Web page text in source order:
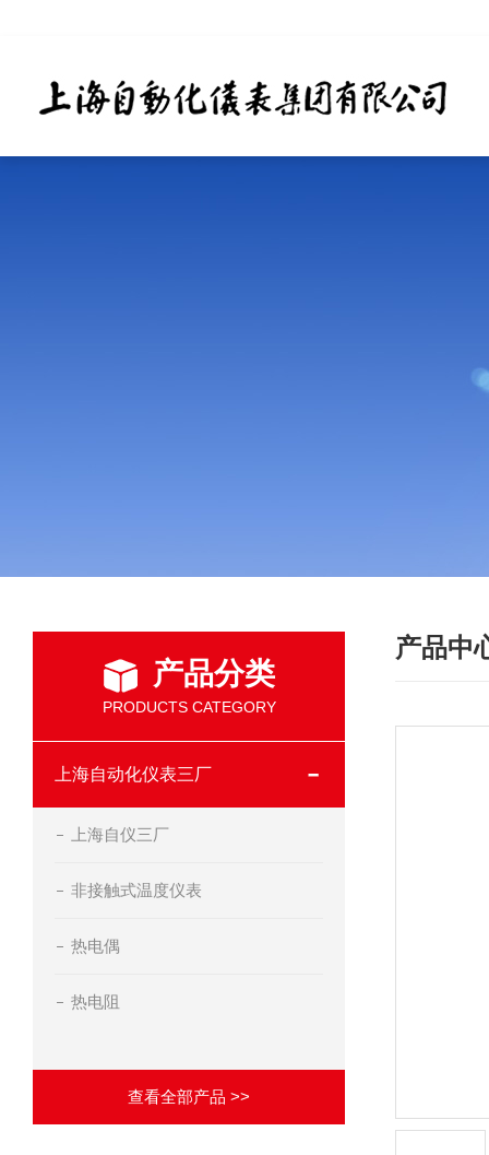
产品分类
PRODUCTS CATEGORY
上海自动化仪表三厂
上海自仪三厂
非接触式温度仪表
热电偶
热电阻
查看全部产品 >>
产品中